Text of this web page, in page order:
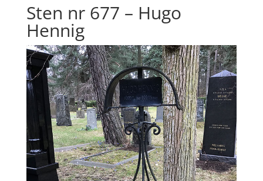
Sten nr 677 – Hugo
Hennig